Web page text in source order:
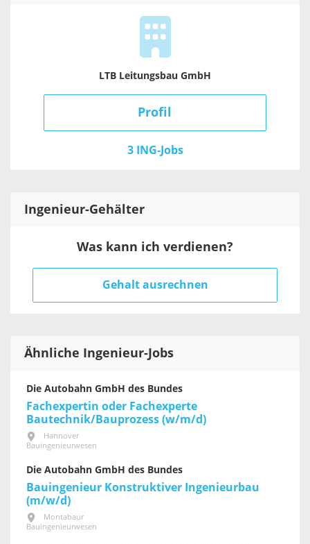
LTB Leitungsbau GmbH
Profil
3 ING-Jobs
Ingenieur-Gehälter
Was kann ich verdienen?
Gehalt ausrechnen
Ähnliche Ingenieur-Jobs
Die Autobahn GmbH des Bundes
Fachexpertin oder Fachexperte
Bautechnik/Bauprozess (w/m/d)
Hannover
Bauingenieurwesen
Die Autobahn GmbH des Bundes
Bauingenieur Konstruktiver Ingenieurbau
(m/w/d)
Montabaur
Bauingenieurwesen